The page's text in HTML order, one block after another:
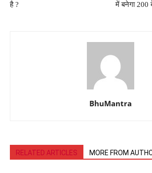
है ?
में बनेगा 200
BhuMantra
RELATED ARTICLES MORE FROM